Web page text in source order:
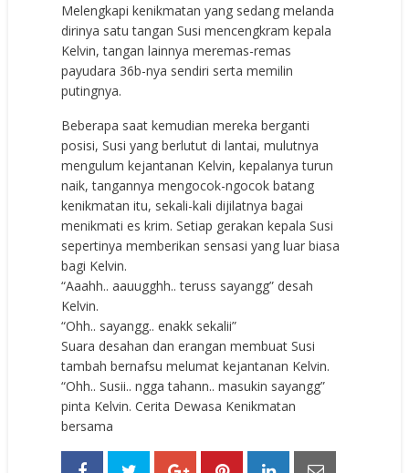
Melengkapi kenikmatan yang sedang melanda
dirinya satu tangan Susi mencengkram kepala
Kelvin, tangan lainnya meremas-remas
payudara 36b-nya sendiri serta memilin
putingnya.
Beberapa saat kemudian mereka berganti
posisi, Susi yang berlutut di lantai, mulutnya
mengulum kejantanan Kelvin, kepalanya turun
naik, tangannya mengocok-ngocok batang
kenikmatan itu, sekali-kali dijilatnya bagai
menikmati es krim. Setiap gerakan kepala Susi
sepertinya memberikan sensasi yang luar biasa
bagi Kelvin.
“Aaahh.. aauugghh.. teruss sayangg” desah
Kelvin.
“Ohh.. sayangg.. enakk sekalii”
Suara desahan dan erangan membuat Susi
tambah bernafsu melumat kejantanan Kelvin.
“Ohh.. Susii.. ngga tahann.. masukin sayangg”
pinta Kelvin. Cerita Dewasa Kenikmatan
bersama